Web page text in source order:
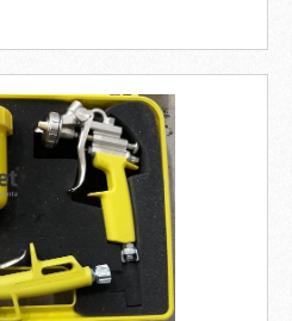
aria. Peso corpo: 320 gr.
serbatoio: 125 cc.
Entrata aria: 1/4" M. Diametro ugelli: 0,8mm.